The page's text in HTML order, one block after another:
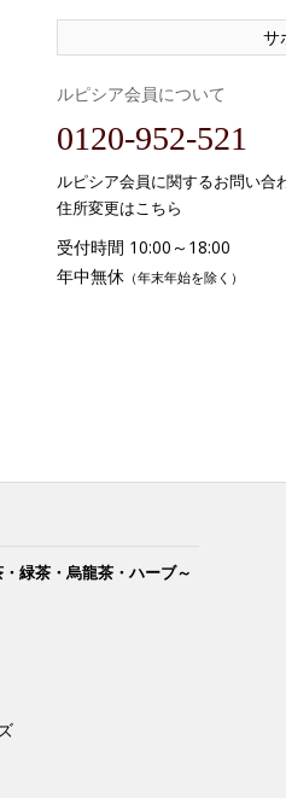
サ
ルピシア会員について
0120-952-521
ルピシア会員に関するお問い合
住所変更はこちら
受付時間 10:00～18:00
年中無休 （年末年始を除く）
緑茶・烏龍茶・ハーブ～